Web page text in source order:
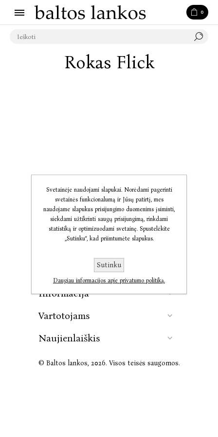
0
Rokas Flick
Informacija
Vartotojams
Naujienlaiškis
© Baltos lankos, 2026. Visos teisės saugomos.
Svetainėje naudojami slapukai. Norėdami pagerinti
svetainės funkcionalumą ir Jūsų patirtį, mes
naudojame slapukus prisijungimo duomenims įsiminti,
siekdami užtikrinti saugų prisijungimą, rinkdami
statistiką ir optimizuodami svetainę. Spustelėkite
„Sutinku“, kad priimtumėte slapukus.
Sutinku
Daugiau informacijos apie privatumo politiką.